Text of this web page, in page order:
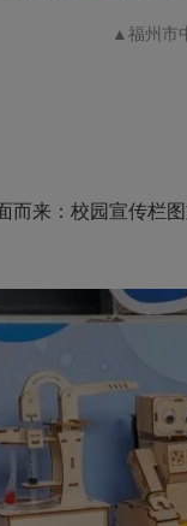
▲福州市
来：校园宣传栏图